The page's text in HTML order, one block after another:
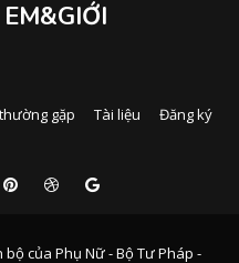
gặp Tài liệu Đăng ký
của Phụ Nữ - Bộ Tư Pháp -